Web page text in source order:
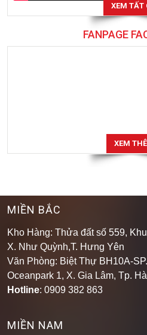
XEM TẤT
FANPAGE
XEM
MIỀN BẮC
Kho Hàng: Thửa đất số 559,
X. Như Quỳnh,T. Hưng Yên
Văn Phòng: Biệt Thự BH10A-
Oceanpark 1, X. Gia Lâm, Tp.
Hotline: 0909 382 863
MIỀN NAM